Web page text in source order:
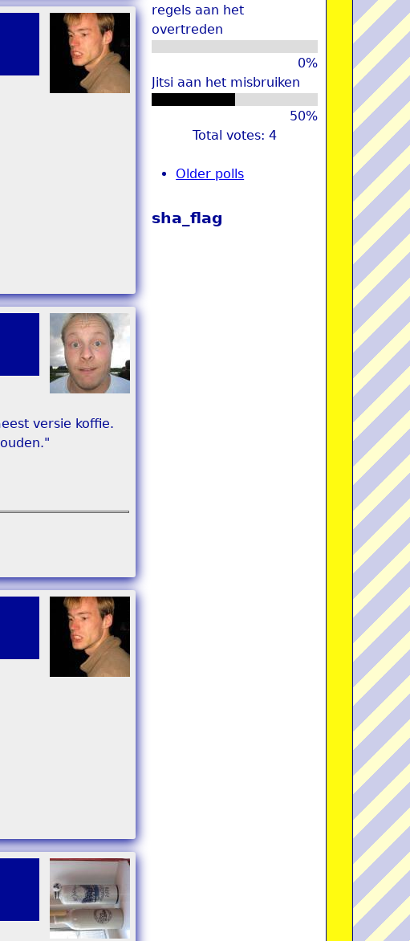
versie koffie.
regels aan het
overtreden
0%
Jitsi aan het misbruiken
50%
Total votes: 4
Older polls
sha_flag